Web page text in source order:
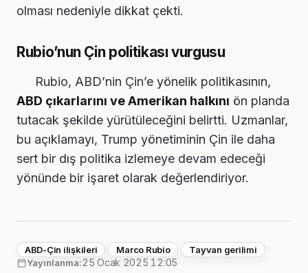
olması nedeniyle dikkat çekti.
Rubio’nun Çin politikası vurgusu
Rubio, ABD’nin Çin’e yönelik politikasının,
ABD çıkarlarını ve Amerikan halkını ön planda
tutacak şekilde yürütüleceğini belirtti. Uzmanlar,
bu açıklamayı, Trump yönetiminin Çin ile daha
sert bir dış politika izlemeye devam edeceği
yönünde bir işaret olarak değerlendiriyor.
ABD-Çin ilişkileri Marco Rubio
Tayvan gerilimi
Yayınlanma:25 Ocak 2025 12:05